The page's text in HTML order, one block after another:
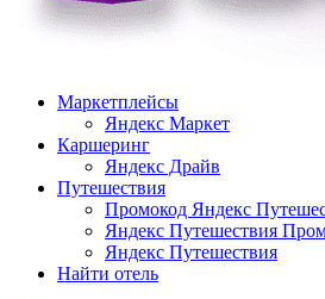
Маркетплейсы
Яндекс Маркет
Каршеринг
Яндекс Драйв
Путешествия
Промокод Яндекс
Яндекс Путешествия
Яндекс Путешествия
Найти отель